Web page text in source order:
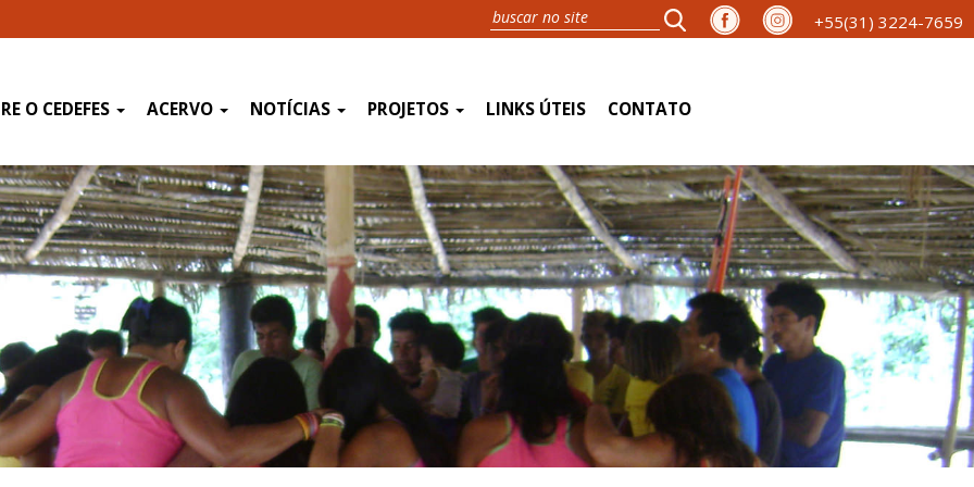
+55(31) 3224-7659
O CEDEFES ACERVO NOTÍCIAS PROJETOS LINKS ÚTEIS CONTATO